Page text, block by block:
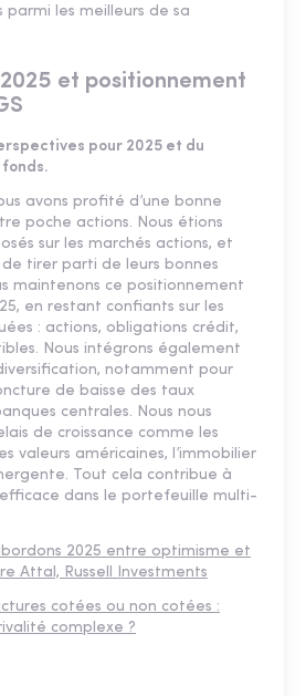
parmi les meilleurs de sa
et positionnement
pour 2025 et du
avons profité d’une bonne
poche actions. Nous étions
sur les marchés actions, et
tirer parti de leurs bonnes
maintenons ce positionnement
en restant confiants sur les
: actions, obligations crédit,
Nous intégrons également
notamment pour
de baisse des taux
centrales. Nous nous
de croissance comme les
valeurs américaines, l’immobilier
Tout cela contribue à
dans le portefeuille multi-
2025 entre optimisme et
Attal, Russell Investments
cotées ou non cotées :
complexe ?